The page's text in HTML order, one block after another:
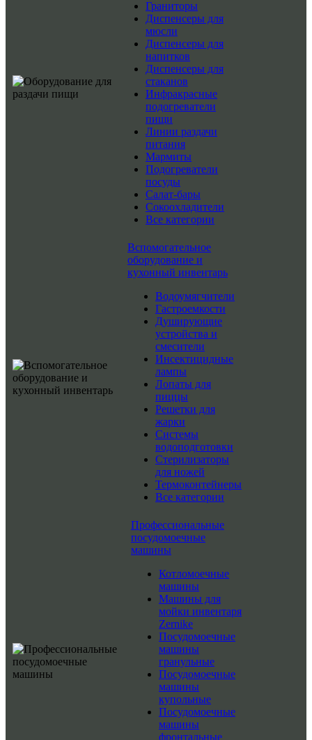
Граниторы
Диспенсеры для
мюсли
Диспенсеры для
напитков
Диспенсеры для
стаканов
Инфракрасные
подогреватели
пищи
Линии раздачи
питания
Мармиты
Подогреватели
посуды
Салат-бары
Сокоохладители
Все категории
Вспомогательное
оборудование и
кухонный инвентарь
Водоумягчители
Гастроемкости
Душирующие
устройства и
смесители
Инсектицидные
лампы
Лопаты для
пиццы
Решетки для
жарки
Системы
водоподготовки
Стерилизаторы
для ножей
Термоконтейнеры
Все категории
Профессиональные
посудомоечные
машины
Котломоечные
машины
Машины для
мойки инвентаря
Zernike
Посудомоечные
машины
гранульные
Посудомоечные
машины
купольные
Посудомоечные
машины
фронтальные